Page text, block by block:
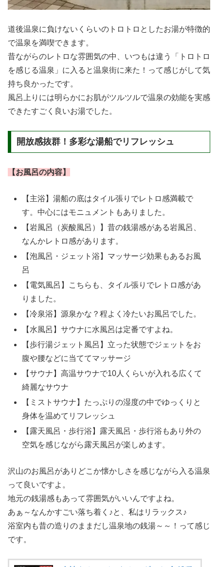
道後温泉に負けないくらいのトロトロとしたお湯が特徴的
で温泉を満喫できます。
昔ながらのレトロな雰囲気の中、いつもは違う「トロトロ
を感じる温泉」に入ると温泉街に来た！って感じがして気
持ち良かったです。
風呂上りには明らかにお肌がツルツルで温泉の効能を実感
できたすごく良いお湯でした。
開放感抜群！多彩な湯船でリフレッシュ
【お風呂の内容】
【主浴】湯船の底はタイル張りでレトロ感満載で
す。中心にはモニュメントもありました。
【岩風呂（炭酸風呂）】昔の銭湯感がある岩風呂、
なんかレトロ感があります。
【泡風呂・ジェット浴】マッサージ効果もあるお風
呂
【電気風呂】こちらも、タイル張りでレトロ感があ
りました。
【冷泉浴】源泉かな？程よく冷たいお風呂でした。
【水風呂】サウナに水風呂は定番ですよね。
【歩行湯ジェット風呂】立った状態でジェットをお
腹や腰などに当ててマッサージ
【サウナ】高温サウナで10人くらいが入れる広くて
綺麗なサウナ
【ミストサウナ】たっぷりの湿度の中でゆっくりと
身体を温めてリフレッシュ
【露天風呂・歩行浴】露天風呂・歩行浴もあり外の
空気を感じながら露天風呂が楽しめます。
沢山のお風呂がありどこか懐かしさを感じながら入る温泉
って良いですよ。
地元の銭湯感もあって雰囲気がいいんですよね。
あぁ～なんかすごい落ち着く♪と、私はリラックス♪
浴室内も昔の造りのままだし温泉地の銭湯～～！って感じ
です。